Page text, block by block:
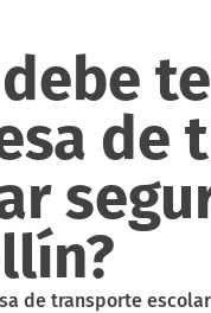
de
de transporte